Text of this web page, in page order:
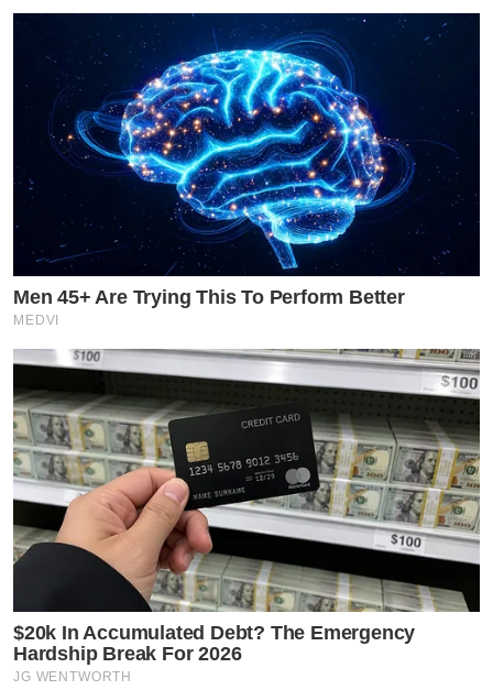
Men 45+ Are Trying This To Perform Better
MEDVI
$20k In Accumulated Debt? The Emergency
Hardship Break For 2026
JG WENTWORTH